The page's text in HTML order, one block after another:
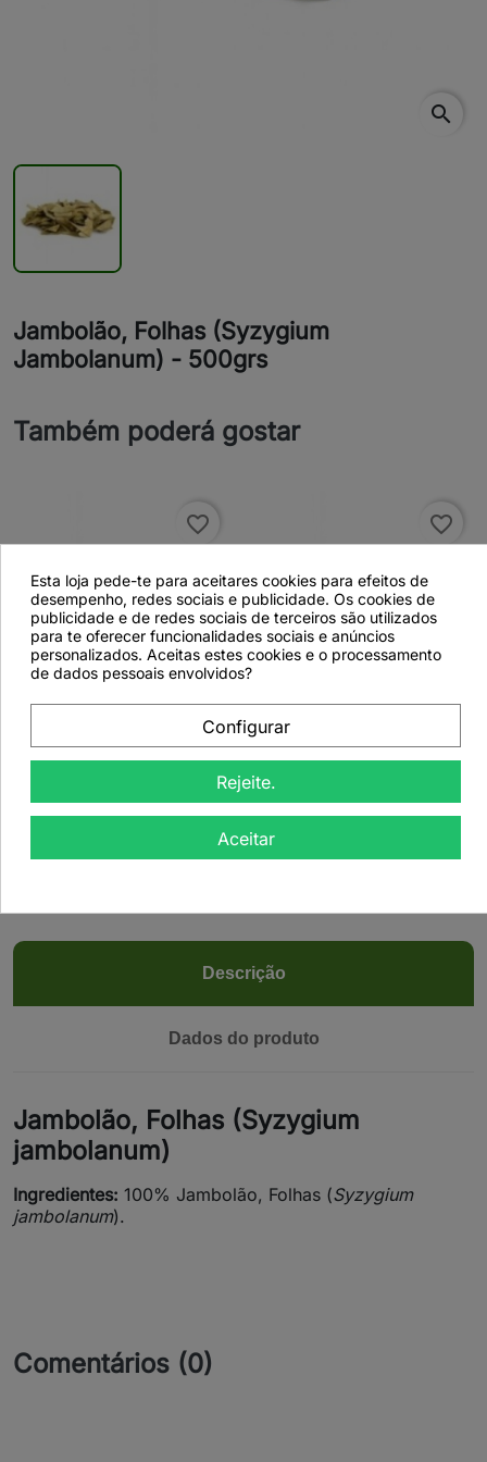
search
Jambolão, Folhas (Syzygium
Jambolanum) - 500grs
Também poderá gostar

favorite_border
(Syzygium
favorite_border
Jambolão, Folhas
(Syzygium
Descrição
Dados do produto
Jambolão, Folhas (Syzygium
jambolanum)
Ingredientes: 100% Jambolão, Folhas (Syzygium
jambolanum).
Comentários (0)
Esta loja pede-te para aceitares cookies para efeitos de
desempenho, redes sociais e publicidade. Os cookies de
publicidade e de redes sociais de terceiros são utilizados
para te oferecer funcionalidades sociais e anúncios
personalizados. Aceitas estes cookies e o processamento
de dados pessoais envolvidos?
Configurar
Rejeite.
Aceitar